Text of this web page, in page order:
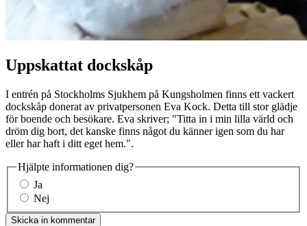
Uppskattat dockskåp
I entrén på Stockholms Sjukhem på Kungsholmen finns ett vackert
dockskåp donerat av privatpersonen Eva Kock. Detta till stor glädje
för boende och besökare. Eva skriver; "Titta in i min lilla värld och
dröm dig bort, det kanske finns något du känner igen som du har
eller har haft i ditt eget hem.".
Hjälpte informationen dig?
Ja
Nej
Skicka in kommentar